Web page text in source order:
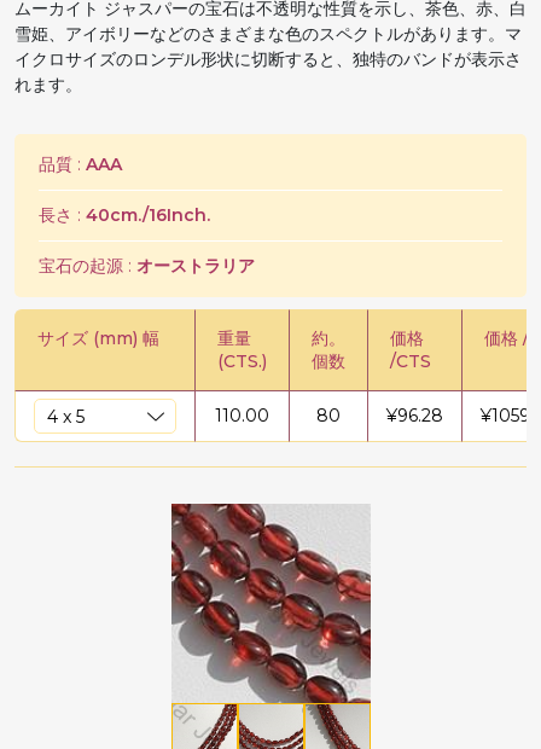
ムーカイト ジャスパーの宝石は不透明な性質を示し、茶色、赤、白
雪姫、アイボリーなどのさまざまな色のスペクトルがあります。マ
イクロサイズのロンデル形状に切断すると、独特のバンドが表示さ
れます。
品質 : AAA
長さ : 40cm./16Inch.
宝石の起源 : オーストラリア
サイズ (mm) 幅
重量
(CTS.)
約。
個数
価格
/CTS
価格 /
110.00 80 ¥96.28 ¥